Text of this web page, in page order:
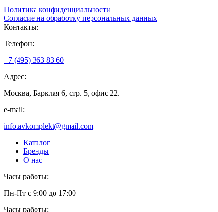
Политика конфиденциальности
Согласие на обработку персональных данных
Контакты:
Телефон:
+7 (495) 363 83 60
Адрес:
Москва, Барклая 6, стр. 5, офис 22.
e-mail:
info.avkomplekt@gmail.com
Каталог
Бренды
О нас
Часы работы:
Пн-Пт с 9:00 до 17:00
Часы работы: